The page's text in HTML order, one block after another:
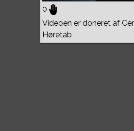
0
Videoen er doneret af
Høretab